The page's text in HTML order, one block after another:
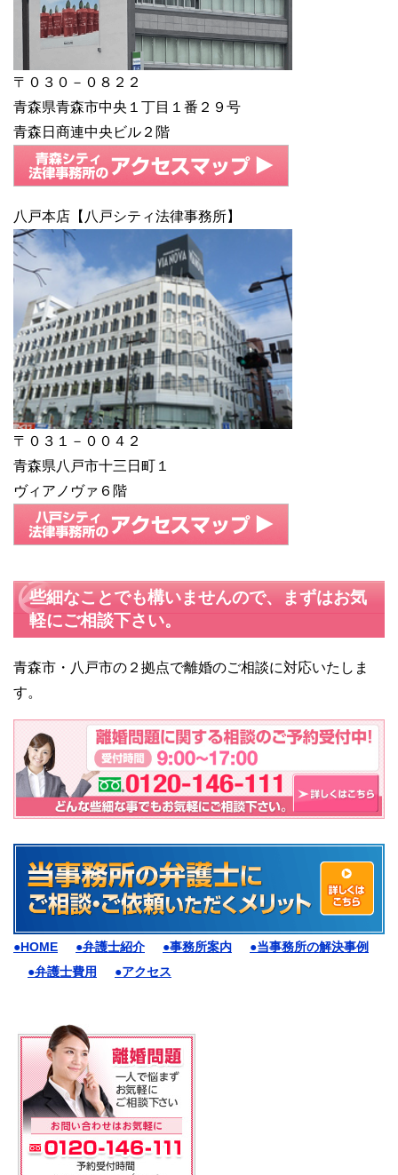
〒０３０－０８２２
青森県青森市中央１丁目１番２９号
青森日商連中央ビル２階
八戸本店【八戸シティ法律事務所】
〒０３１－００４２
青森県八戸市十三日町１
ヴィアノヴァ６階
些細なことでも構いませんので、まずはお気
軽にご相談下さい。
青森市・八戸市の２拠点で離婚のご相談に対応いたしま
す。
●HOME ●弁護士紹介 ●事務所案内
●当事務所の解決事例
●弁護士費用
●アクセス